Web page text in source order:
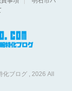
化ブログ , 2026 All